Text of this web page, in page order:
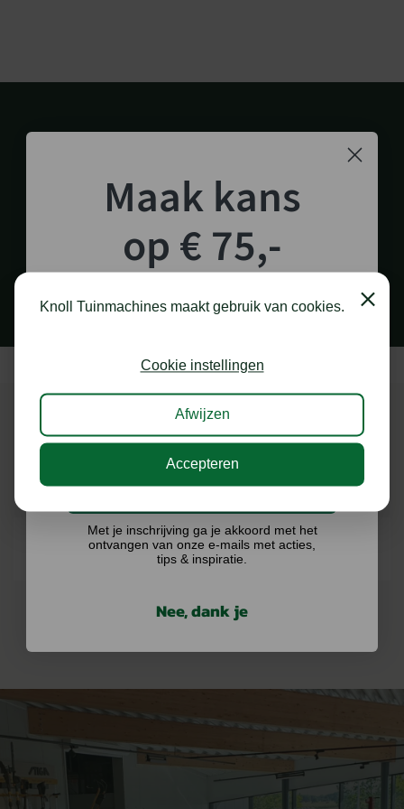
1.000 M2 SHOWROOM
in Staphorst
Knoll Tuinmachines maakt gebruik van cookies. Close
Cookie instellingen
Afwijzen
Accepteren
Maak kans
op € 75,-
shoptegoed!
kans op €75,- te besteden op onze webshop.
Ik doe graag mee!
Met je inschrijving ga je akkoord met het
ontvangen van onze e-mails met acties,
tips & inspiratie.
Nee, dank je